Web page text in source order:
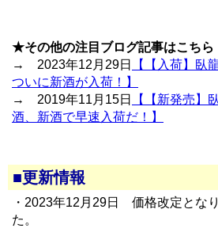
★その他の注目ブログ記事はこちら
→ 2023年12月29日
【【入荷】臥
ついに新酒が入荷！】
→ 2019年11月15日
【【新発売】
酒、新酒で早速入荷だ！】
■更新情報
・2023年12月29日 価格改定とな
た。